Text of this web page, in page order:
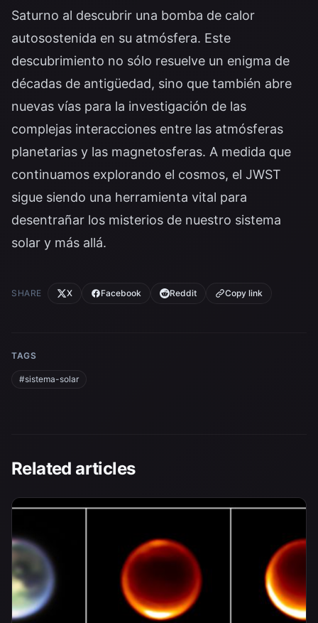
Saturno al descubrir una bomba de calor
autosostenida en su atmósfera. Este
descubrimiento no sólo resuelve un enigma de
décadas de antigüedad, sino que también abre
nuevas vías para la investigación de las
complejas interacciones entre las atmósferas
planetarias y las magnetosferas. A medida que
continuamos explorando el cosmos, el JWST
sigue siendo una herramienta vital para
desentrañar los misterios de nuestro sistema
solar y más allá.
SHARE X Facebook Reddit Copy link
TAGS
#sistema-solar
Related articles